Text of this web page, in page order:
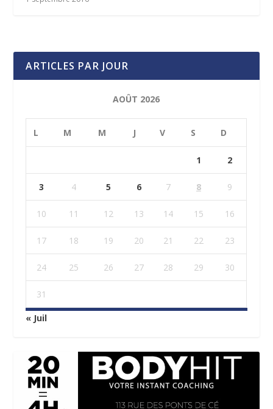
ARTICLES PAR JOUR
AOÛT 2026
L M M J V S D
1 2
3 4 5 6 7 8 9
10 11 12 13 14 15 16
17 18 19 20 21 22 23
24 25 26 27 28 29 30
31
« Juil